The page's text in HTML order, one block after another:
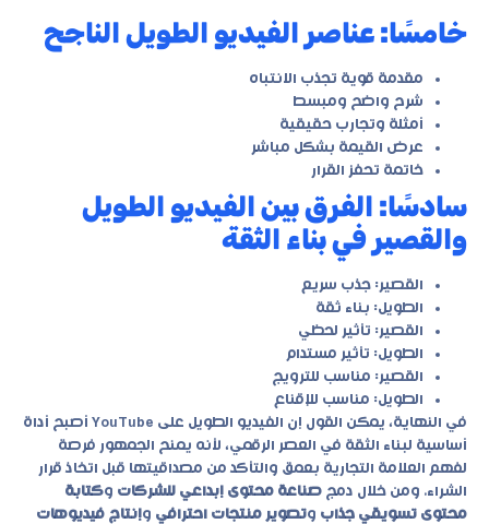
خامسًا: عناصر الفيديو الطويل الناجح
مقدمة قوية تجذب الانتباه
شرح واضح ومبسط
أمثلة وتجارب حقيقية
عرض القيمة بشكل مباشر
خاتمة تحفز القرار
سادسًا: الفرق بين الفيديو الطويل
والقصير في بناء الثقة
القصير: جذب سريع
الطويل: بناء ثقة
القصير: تأثير لحظي
الطويل: تأثير مستدام
القصير: مناسب للترويج
الطويل: مناسب للإقناع
في النهاية، يمكن القول إن الفيديو الطويل على YouTube أصبح أداة
أساسية لبناء الثقة في العصر الرقمي، لأنه يمنح الجمهور فرصة
لفهم العلامة التجارية بعمق والتأكد من مصداقيتها قبل اتخاذ قرار
الشراء. ومن خلال دمج صناعة محتوى إبداعي للشركات وكتابة
محتوى تسويقي جذاب وتصوير منتجات احترافي وإنتاج فيديوهات